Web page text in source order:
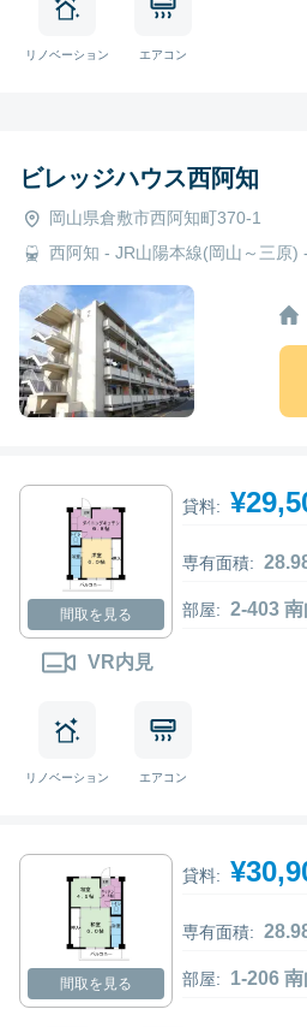
リノベーション エアコン
ビレッジハウス西阿知
岡山県倉敷市西阿知町370-1
西阿知 - JR山陽本線(岡山～三原)
間取を見る
VR内見
貸料:
専有面積:
部屋: 2-403 南
リノベーション エアコン
間取を見る
貸料:
専有面積:
部屋: 1-206 南